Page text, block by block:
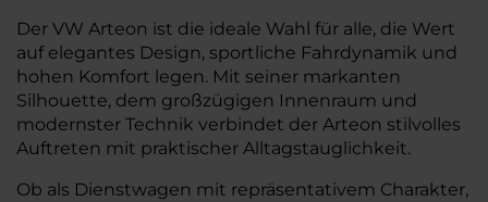
Der VW Arteon ist die ideale Wahl für alle, die Wert
auf elegantes Design, sportliche Fahrdynamik und
hohen Komfort legen. Mit seiner markanten
Silhouette, dem großzügigen Innenraum und
modernster Technik verbindet der Arteon stilvolles
Auftreten mit praktischer Alltagstauglichkeit.
Ob als Dienstwagen mit repräsentativem Charakter,